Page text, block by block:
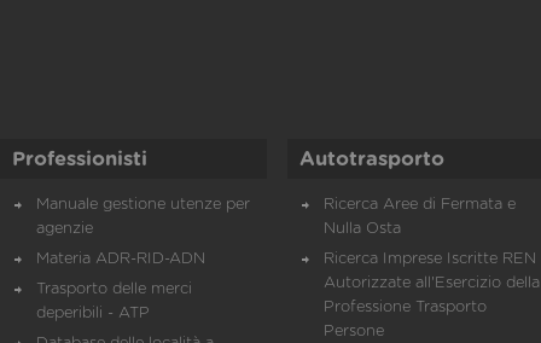
Professionisti
Manuale gestione utenze per
agenzie
Materia ADR-RID-ADN
Trasporto delle merci
deperibili - ATP
Autotrasporto
Ricerca Aree di Fermata e
Nulla Osta
Ricerca Imprese Iscritte REN
Autorizzate all'Esercizio della
Professione Trasporto
Persone